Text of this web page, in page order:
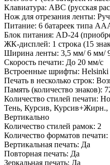
Клавиатура: ABC (русская
Нож для отрезания ленты:
Питание: 6 батареек типа
Блок питания: AD-24
ЖК-дисплей: 1 строка (15
Ширина ленты: 3,5 мм/ 6 мм/
Скорость печати: До 20 мм/с
Встроенные шрифты: Helsinki
Печать в несколько строк:
Память (количество знаков):
Количество стилей печати:
Тень, Курсив, Курсив+Жирн.,
Вертикально
Количество стилей рамок: 2
Количество форматов печати:
Вертикальная печать: Да
Повторная печать: Да
Зеркальная печать: Да